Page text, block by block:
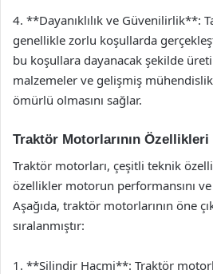
4. **Dayanıklılık ve Güvenilirlik**:
genellikle zorlu koşullarda
bu koşullara dayanacak şekilde
malzemeler ve gelişmiş
ömürlü olmasını sağlar.
Traktör Motorlarının Özellikleri
Traktör motorları, çeşitli teknik
özellikler motorun performansını
Aşağıda, traktör motorlarının öne
sıralanmıştır:
1. **Silindir Hacmi**: Traktör